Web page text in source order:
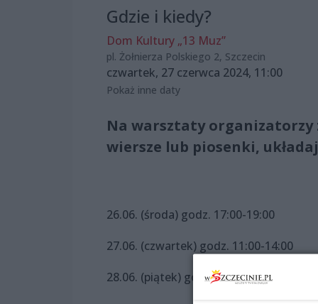
Gdzie i kiedy?
Dom Kultury „13 Muz”
pl. Żołnierza Polskiego 2, Szczecin
czwartek, 27 czerwca 2024, 11:00
Pokaż inne daty
Na warsztaty organizatorzy
wiersze lub piosenki,
26.06. (środa) godz. 17:00-19:00
27.06. (czwartek) godz. 11:00-14:00
28.06. (piątek) godz. 11:00-14:00